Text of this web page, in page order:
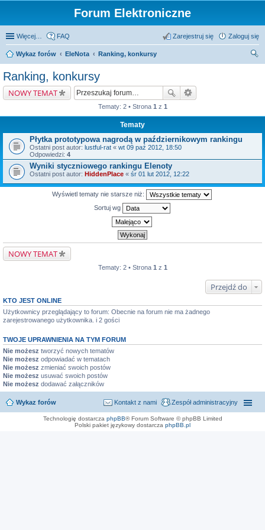
Forum Elektroniczne
Więcej… FAQ Zaloguj się
Zarejestruj się
Wykaz forów EleNota
Ranking, konkursy
Ranking, konkursy
NOWY TEMAT
Tematy: 2 • Strona 1 z 1
Tematy
Płytka prototypowa nagrodą w październikowym rankingu
Ostatni post autor: lustful-rat « wt 09 paź 2012, 18:50
Odpowiedzi: 4
Wyniki styczniowego rankingu Elenoty
Ostatni post autor: HiddenPlace « śr 01 lut 2012, 12:22
Wyświetl tematy nie starsze niż:
Sortuj wg
NOWY TEMAT
Tematy: 2 • Strona 1 z 1
Przejdź do
KTO JEST ONLINE
Użytkownicy przeglądający to forum: Obecnie na forum nie ma żadnego
zarejestrowanego użytkownika. i 2 gości
TWOJE UPRAWNIENIA NA TYM FORUM
Nie możesz tworzyć nowych tematów
Nie możesz odpowiadać w tematach
Nie możesz zmieniać swoich postów
Nie możesz usuwać swoich postów
Nie możesz dodawać załączników
Wykaz forów Zespół administracyjny
Kontakt z nami
Technologię dostarcza phpBB® Forum Software © phpBB Limited
Polski pakiet językowy dostarcza phpBB.pl